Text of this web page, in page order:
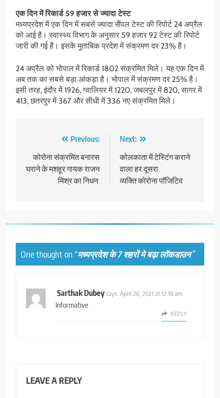
एक दिन में रिकार्ड 59 हजार से ज्यादा टेस्ट
मध्यप्रदेश में एक दिन में सबसे ज्यादा सैंपल टेस्ट की रिपोर्ट 24 अप्रैल
को आई है। स्वास्थ्य विभाग के अनुसार 59 हजार 92 टेस्ट की रिपोर्ट
जारी की गई है। इसके मुताबिक प्रदेश में संक्रमण दर 23% है।
24 अप्रैल को भोपाल में रिकार्ड 1802 संक्रमित मिले। यह एक दिन में
अब तक का सबसे बड़ा आंकड़ा है। भोपाल में संक्रमण दर 25% है।
इसी तरह, इंदौर में 1926, ग्वालियर में 1220, जबलपुर में 820, सागर में
413, छतरपुर में 367 और सीधी में 336 नए संक्रमित मिले।
navigation
Previous:
कोरोना संक्रमित बनारस
घराने के मशहूर गायक राजन
मिश्र का निधन
Next:
कोलकाता में टेस्टिंग कराने
वाला हर दूसरा
व्यक्ति कोरोना पॉजिटिव
One thought on “मध्यप्रदेश के 7 शहरों मे बढ़ा लॉकडाउन”
Sarthak Dubeysays: April 26, 2021 at 12:18 am
Informative
REPLY
LEAVE A REPLY